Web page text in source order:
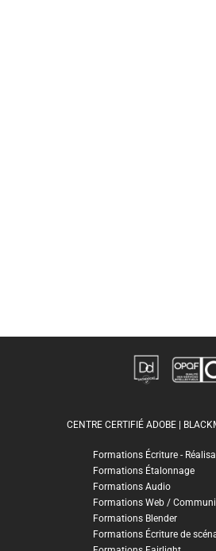
CENTRE CERTIFIÉ ADOBE |
Formations Écriture -
Formations Étalonnage
Formations Audio
Formations Web /
Formations Blender
Formations Écriture de